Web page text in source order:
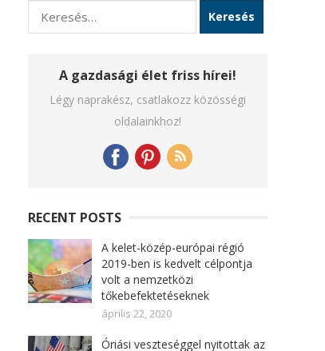
Keresés:
A gazdasági élet friss hírei!
Légy naprakész, csatlakozz közösségi
oldalainkhoz!
RECENT POSTS
A kelet-közép-európai régió
2019-ben is kedvelt célpontja
volt a nemzetközi
tőkebefektetéseknek
április 22, 2020
Óriási veszteséggel nyitottak az